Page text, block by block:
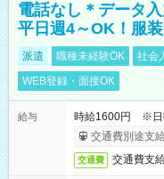
電話なし＊データ
平日週4～OK！服
派遣 職種未経験OK 社会
WEB登録・面接OK
給与
時給1600円 ※日
交通費別途支
交通費 交通費支